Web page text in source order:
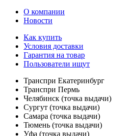
О компании
Новости
Как купить
Условия доставки
Гарантия на товар
Пользователи ищут
Транспри Екатеринбург
Транспри Пермь
Челябинск (точка выдачи)
Сургут (точка выдачи)
Самара (точка выдачи)
Тюмень (точка выдачи)
Уфа (точка выдачи)